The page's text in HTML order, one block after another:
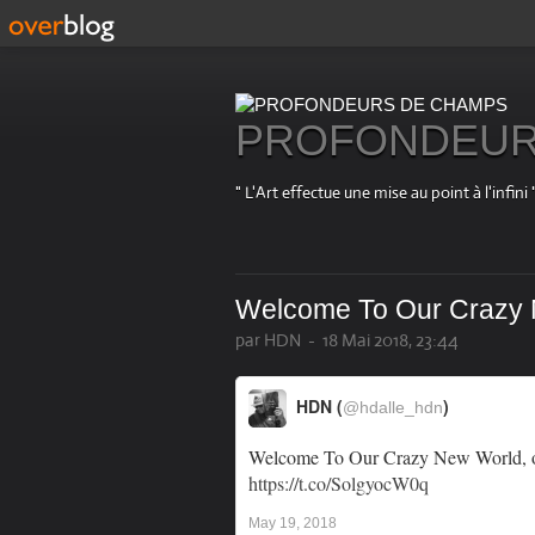
" L'Art effectue une mise au point à
Welcome To Our Crazy
par HDN - 18 Mai 2018, 23:44
Welcome To Our Crazy New
https://t.co/SolgyocW0q
HDN (@hdalle_hdn)
May 19, 2018